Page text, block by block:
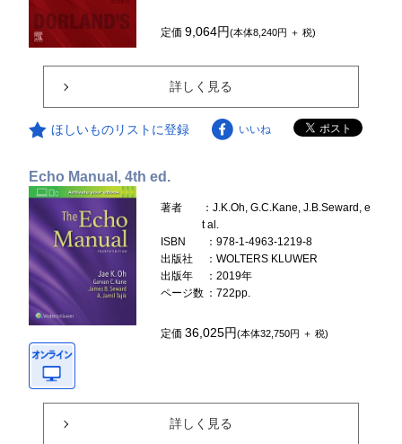
定価9,064円(本体8,240円 ＋ 税)
詳しく見る
ほしいものリストに登録 いいね
Echo Manual, 4th ed.
著者
：J.K.Oh, G.C.Kane, J.B.Seward, e
t al.
ISBN
：978-1-4963-1219-8
出版社
：WOLTERS KLUWER
出版年
：2019年
ページ数 ：722pp.
定価36,025円(本体32,750円 ＋ 税)
詳しく見る